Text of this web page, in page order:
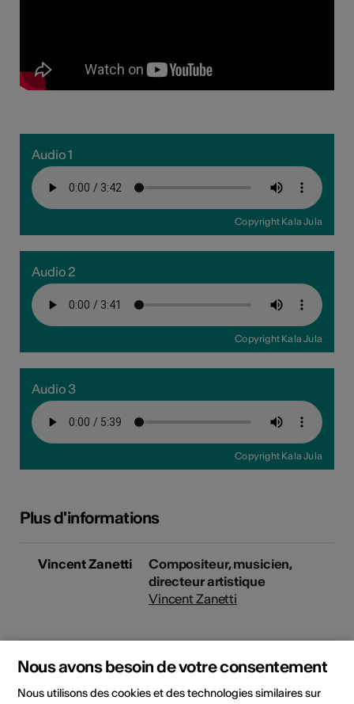
Audio 1
Copyright Kala Jula
Audio 2
Copyright Kala Jula
Audio 3
Copyright Kala Jula
Plus d'informations
Vincent Zanetti
Compositeur, musicien,
directeur artistique
Vincent Zanetti
Samba Diabaté
Musicien, compositeur
Samba Diabaté
Nous avons besoin de votre consentement
Nous utilisons des cookies et des technologies similaires sur